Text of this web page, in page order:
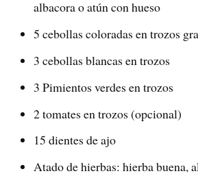
albacora o atún con hueso
5 cebollas coloradas en trozos
3 cebollas blancas en trozos
3 Pimientos verdes en trozos
2 tomates en trozos (opcional)
15 dientes de ajo
Atado de hierbas: hierba buena,